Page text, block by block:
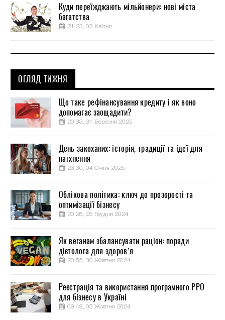
Куди переїжджають мільйонери: нові міста
багатства
21:23, 03 Квітня
ОГЛЯД ТИЖНЯ
Що таке рефінансування кредиту і як воно
допомагає заощадити?
20:33, 31 Березня 2025
День закоханих: історія, традиції та ідеї для
натхнення
23:30, 04 Січня 2025
Облікова політика: ключ до прозорості та
оптимізації бізнесу
20:28, 25 Грудня 2024
Як веганам збалансувати раціон: поради
дієтолога для здоров’я
20:55, 30 Жовтня 2024
Реєстрація та використання програмного РРО
для бізнесу в Україні
09:49, 05 Жовтня 2024